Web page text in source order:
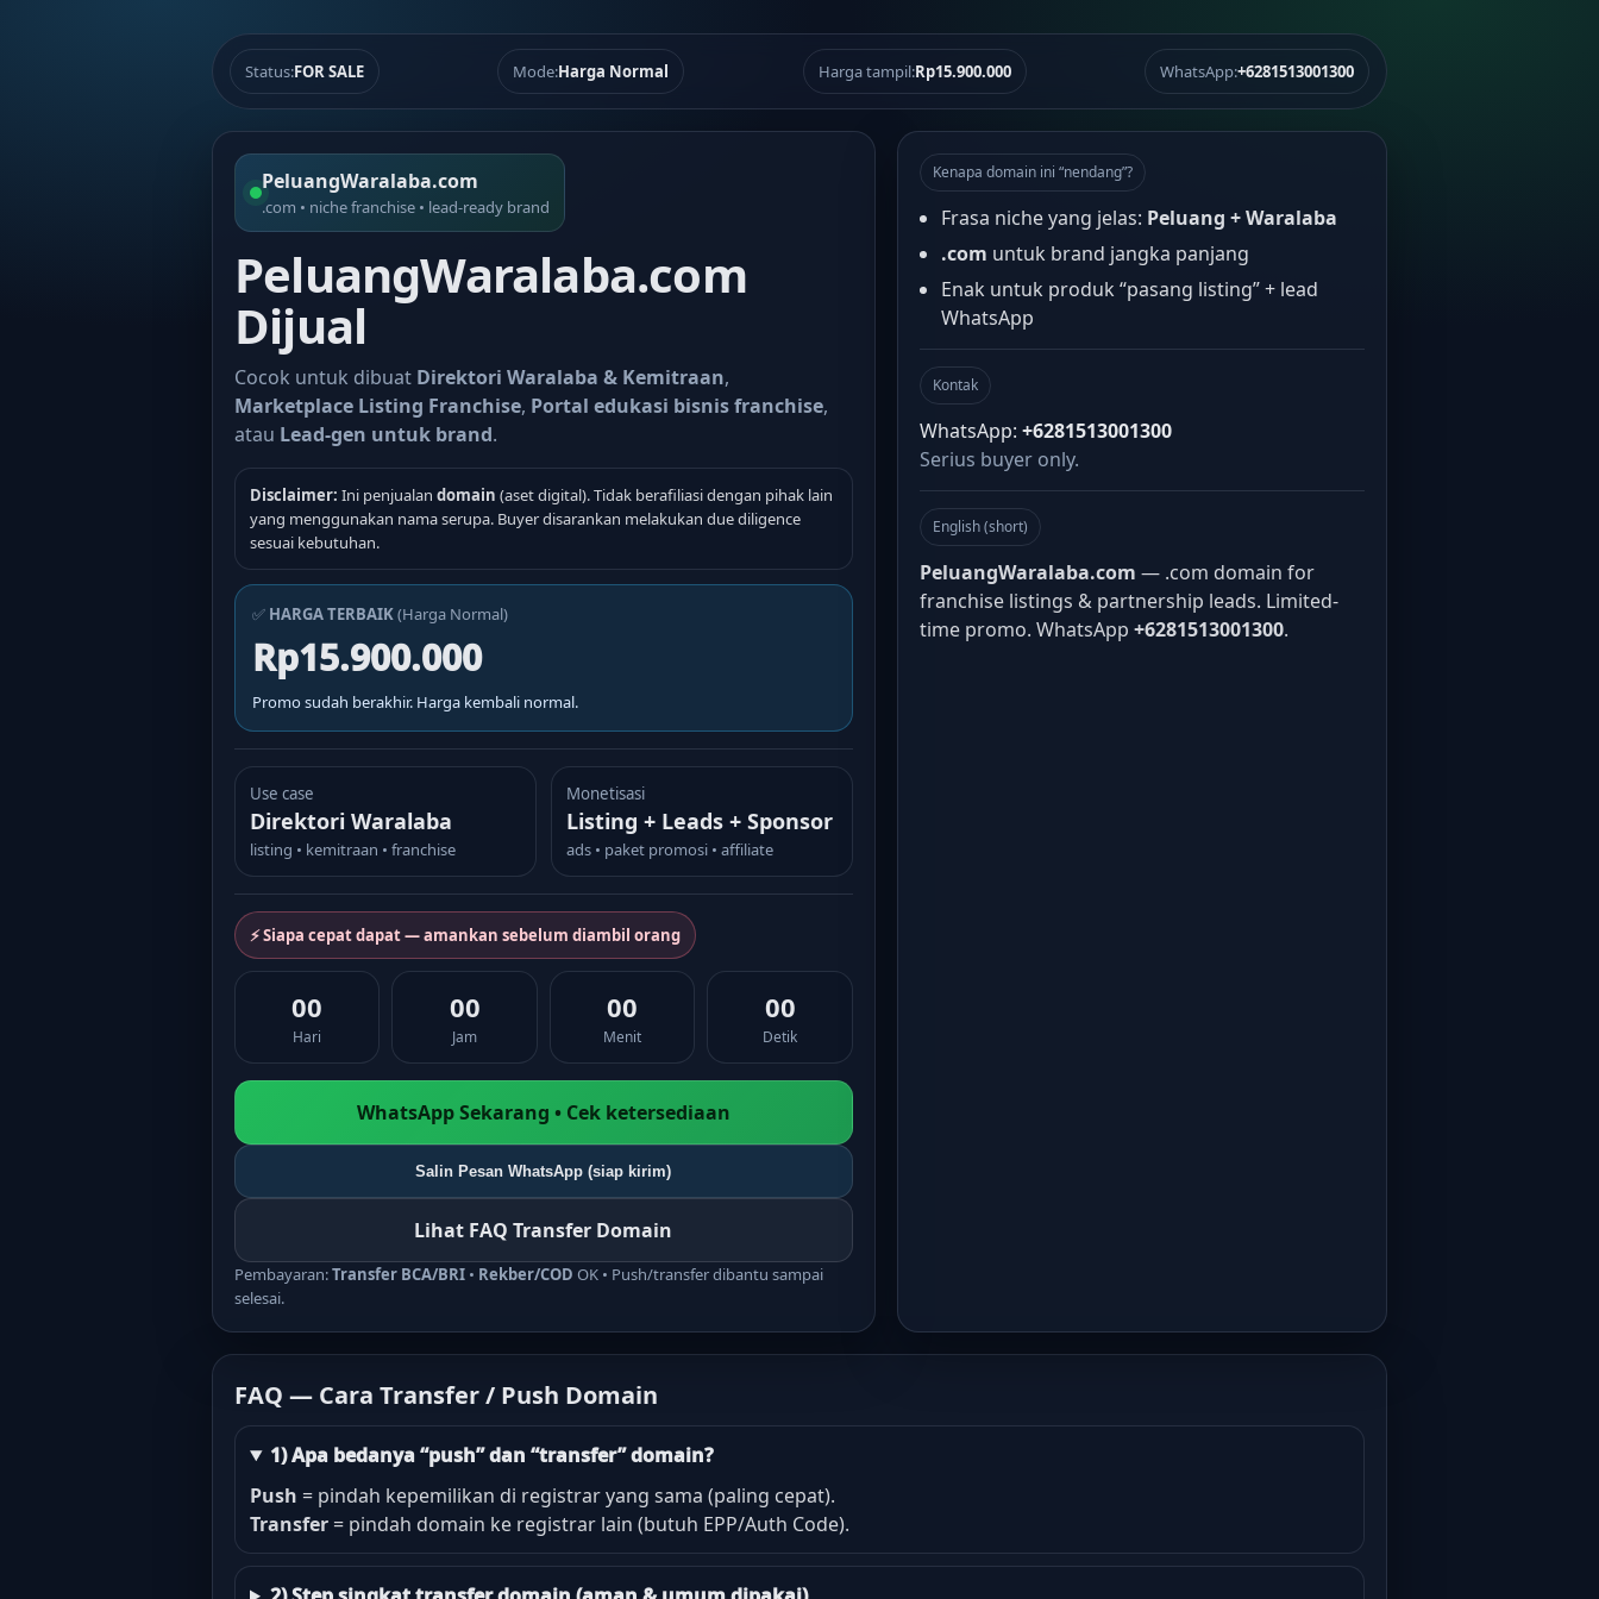
Status:FOR SALE Mode:Harga Normal Harga tampil:Rp15.900.000 WhatsApp:+6281513001300
PeluangWaralaba.com
.com • niche franchise • lead-ready brand
PeluangWaralaba.com
Dijual
Cocok untuk dibuat Direktori Waralaba & Kemitraan,
Marketplace Listing Franchise, Portal edukasi bisnis franchise,
atau Lead-gen untuk brand.
Disclaimer: Ini penjualan domain (aset digital). Tidak berafiliasi dengan pihak lain
yang menggunakan nama serupa. Buyer disarankan melakukan due diligence
sesuai kebutuhan.
✅ HARGA TERBAIK(Harga Normal)
Rp15.900.000
Promo sudah berakhir. Harga kembali normal.
Use case
Direktori Waralaba
listing • kemitraan • franchise
Monetisasi
Listing + Leads + Sponsor
ads • paket promosi • affiliate
⚡ Siapa cepat dapat — amankan sebelum diambil orang
00
Hari
00
Jam
00
Menit
00
Detik
WhatsApp Sekarang • Cek ketersediaan
Salin Pesan WhatsApp (siap kirim)
Lihat FAQ Transfer Domain
Pembayaran:Transfer BCA/BRI • Rekber/COD OK • Push/transfer dibantu sampai
selesai.
Kenapa domain ini “nendang”?
Frasa niche yang jelas: Peluang + Waralaba
.com untuk brand jangka panjang
Enak untuk produk “pasang listing” + lead
WhatsApp
Kontak
WhatsApp: +6281513001300
Serius buyer only.
English (short)
PeluangWaralaba.com — .com domain for
franchise listings & partnership leads. Limited-
time promo. WhatsApp +6281513001300.
FAQ — Cara Transfer / Push Domain
1) Apa bedanya “push” dan “transfer” domain?
Push = pindah kepemilikan di registrar yang sama (paling cepat).
Transfer = pindah domain ke registrar lain (butuh EPP/Auth Code).